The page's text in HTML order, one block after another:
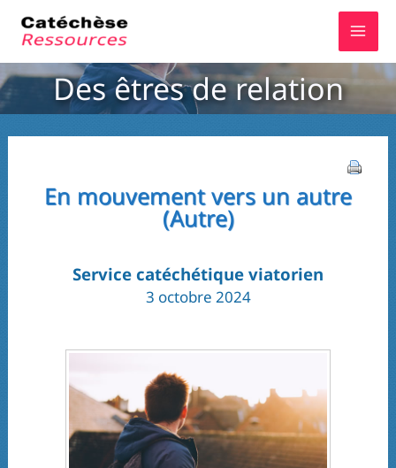
Des êtres de relation
En mouvement vers un autre
(Autre)
Service catéchétique viatorien
3 octobre 2024